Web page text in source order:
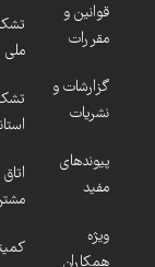
قوانین و
مقررات
گزارشات و
نشریات
پیوندهای
مفید
ویژه
همکاران
ملی